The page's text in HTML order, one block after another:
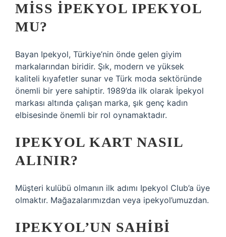
MISS İPEKYOL IPEKYOL
MU?
Bayan Ipekyol, Türkiye’nin önde gelen giyim
markalarından biridir. Şık, modern ve yüksek
kaliteli kıyafetler sunar ve Türk moda sektöründe
önemli bir yere sahiptir. 1989’da ilk olarak İpekyol
markası altında çalışan marka, şık genç kadın
elbisesinde önemli bir rol oynamaktadır.
IPEKYOL KART NASIL
ALINIR?
Müşteri kulübü olmanın ilk adımı Ipekyol Club’a üye
olmaktır. Mağazalarımızdan veya ipekyol’umuzdan.
IPEKYOL’UN SAHIBI